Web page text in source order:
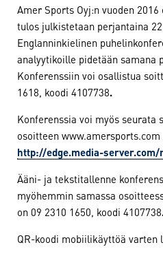
Amer Sports Oyj:n vuoden
tulos julkistetaan perjantaina
Englanninkielinen
analyytikoille pidetään samana
Konferenssiin voi osallistua
1618, koodi 4107738.
Konferenssia voi myös seurata
osoitteen
http://edge.media-
Ääni- ja tekstitallenne
myöhemmin samassa
on 09 2310 1650, koodi 4107738
QR-koodi mobiilikäyttöä varten